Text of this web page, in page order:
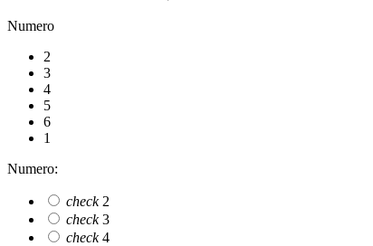
Numero
2
3
4
5
6
1
Numero:
check 2
check 3
check 4